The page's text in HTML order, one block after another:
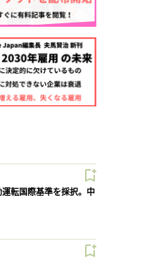
運転国際基準を採択。中